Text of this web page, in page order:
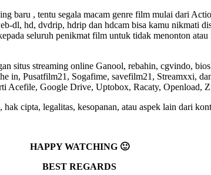
baru , tentu segala macam genre film mulai dari
dl, hd, dvdrip, hdrip dan hdcam bisa kamu nikmati
seluruh penikmat film untuk tidak menonton
situs streaming online Ganool, rebahin, cgvindo,
Pusatfilm21, Sogafime, savefilm21, Streamxxi,
Acefile, Google Drive, Uptobox, Racaty, Openload,
cipta, legalitas, kesopanan, atau aspek lain dari
HAPPY WATCHING 🙂
BEST REGARDS